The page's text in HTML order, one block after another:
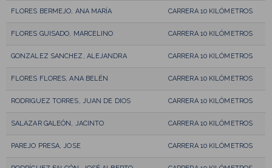
FLORES BERMEJO, ANA MARÍA CARRERA 10 KILÓMETROS
FLORES GUISADO, MARCELINO CARRERA 10 KILÓMETROS
GONZALEZ SANCHEZ, ALEJANDRA CARRERA 10 KILÓMETROS
FLORES FLORES, ANA BELÉN CARRERA 10 KILÓMETROS
RODRIGUEZ TORRES, JUAN DE DIOS CARRERA 10 KILÓMETROS
SALAZAR GALEÓN, JACINTO CARRERA 10 KILÓMETROS
PAREJO PRESA, JOSE CARRERA 10 KILÓMETROS